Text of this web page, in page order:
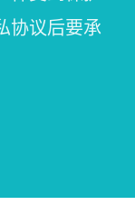
协议后要承